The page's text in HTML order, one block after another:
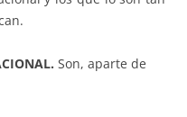
Son, aparte de